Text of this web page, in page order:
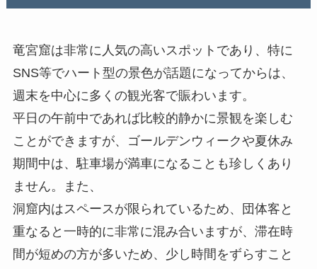
竜宮窟は非常に人気の高いスポットであり、特に
SNS等でハート型の景色が話題になってからは、
週末を中心に多くの観光客で賑わいます。
平日の午前中であれば比較的静かに景観を楽しむ
ことができますが、ゴールデンウィークや夏休み
期間中は、駐車場が満車になることも珍しくあり
ません。また、
洞窟内はスペースが限られているため、団体客と
重なると一時的に非常に混み合いますが、滞在時
間が短めの方が多いため、少し時間をずらすこと